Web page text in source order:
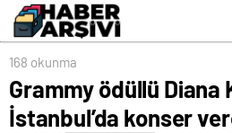
168 okunma
Grammy ödüllü Diana
İstanbul’da konser